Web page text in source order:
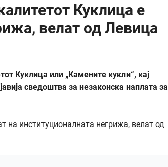
Куклица е
велат од Левица
Куклица или „Камените кукли“, кај
сведоштва за незаконска наплата за